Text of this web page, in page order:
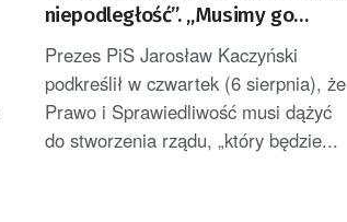
niepodległość”. „Musimy go
wykorzystać”
Prezes PiS Jarosław Kaczyński
podkreślił w czwartek (6 sierpnia), że
Prawo i Sprawiedliwość musi dążyć
do stworzenia rządu, „który będzie...